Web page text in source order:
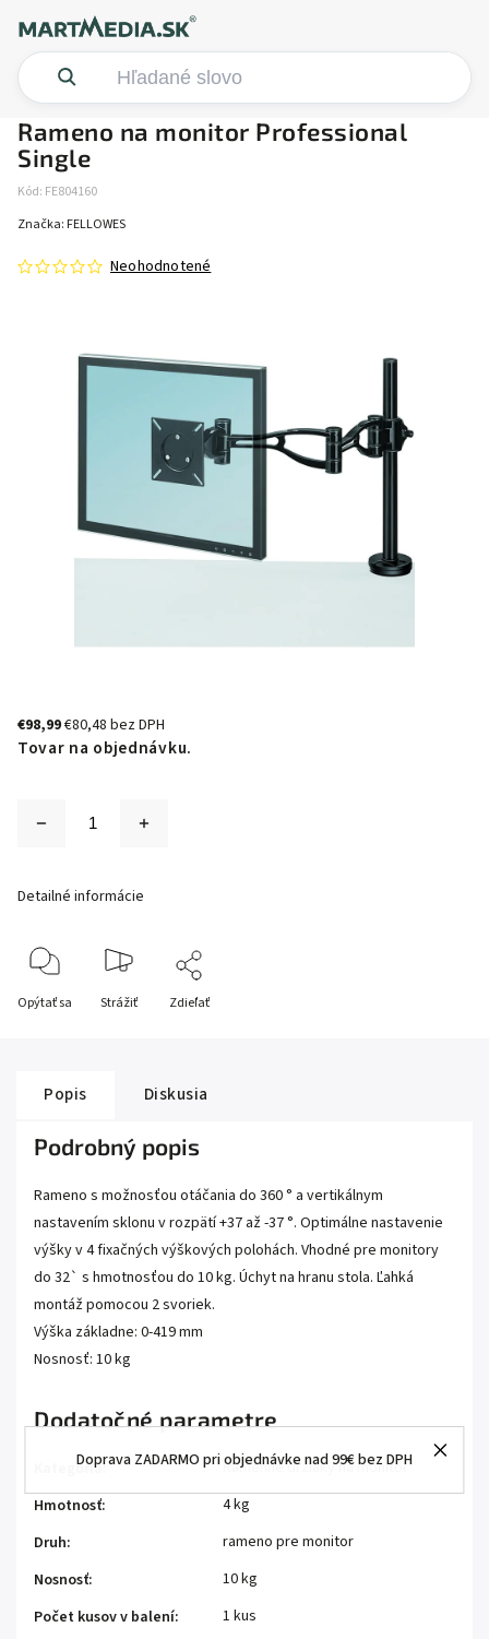
Doprava ZADARMO pri objednávke nad 99€ bez DPH
Rameno na monitor Professional
Single
Kód: FE804160
Neohodnotené
Značka: FELLOWES
€98,99€80,48 bez DPH
Tovar na objednávku.
Detailné informácie
Opýtať sa Strážiť Zdieľať
Popis Diskusia
Podrobný popis
Rameno s možnosťou otáčania do 360 ° a vertikálnym
nastavením sklonu v rozpätí +37 až -37 °. Optimálne nastavenie
výšky v 4 fixačných výškových polohách. Vhodné pre monitory
do 32` s hmotnosťou do 10 kg. Úchyt na hranu stola. Ľahká
montáž pomocou 2 svoriek.
Výška základne: 0-419 mm
Nosnosť: 10 kg
Dodatočné parametre
Kategória:
Ramenné držiaky na monitor
Hmotnosť:
4 kg
Druh:
rameno pre monitor
Nosnosť:
10 kg
Počet kusov v balení:
1 kus